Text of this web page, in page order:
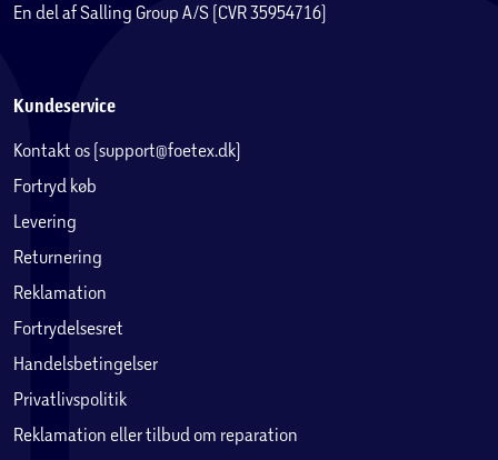
En del af Salling Group A/S (CVR 35954716)
Kundeservice
Kontakt os (support@foetex.dk)
Fortryd køb
Levering
Returnering
Reklamation
Fortrydelsesret
Handelsbetingelser
Privatlivspolitik
Reklamation eller tilbud om reparation